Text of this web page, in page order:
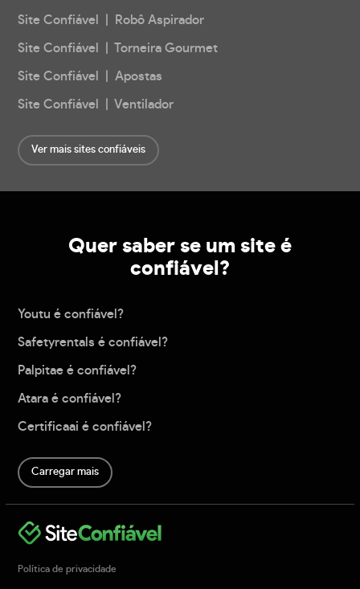
Site Confiável | Robô Aspirador
Site Confiável | Torneira Gourmet
Site Confiável | Apostas
Site Confiável | Ventilador
Ver mais sites confiáveis
Quer saber se um site é
confiável?
Youtu é confiável?
Safetyrentals é confiável?
Palpitae é confiável?
Atara é confiável?
Certificaai é confiável?
Carregar mais
Política de privacidade